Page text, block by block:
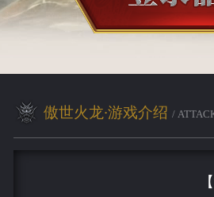
傲世火龙·游戏介绍 /